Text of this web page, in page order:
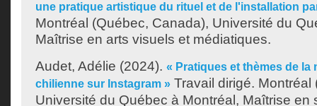
une pratique artistique du rituel et de l'installation
Montréal (Québec, Canada), Université du
Maîtrise en arts visuels et médiatiques.
Audet, Adélie (2024). « Pratiques et thèmes de
chilienne sur Instagram » Travail dirigé.
Université du Québec à Montréal, Maîtrise en